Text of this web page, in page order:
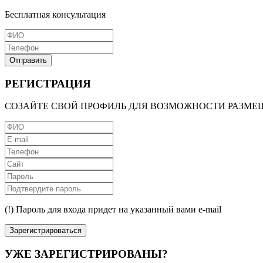
Бесплатная консультация
Отправить
РЕГИСТРАЦИЯ
СОЗАЙТЕ СВОЙ ПРОФИЛЬ ДЛЯ ВОЗМОЖНОСТИ
(!) Пароль для входа придет на указанный вами e-mail
Зарегистрироваться
УЖЕ ЗАРЕГИСТРИРОВАНЫ?